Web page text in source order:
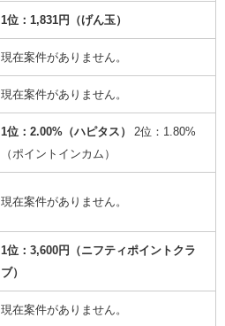
1位：1,831円（げん玉）
現在案件がありません。
現在案件がありません。
1位：2.00%（ハピタス）
2位：1.80%
（ポイントインカム）
現在案件がありません。
1位：3,600円（ニフティポイントクラ
ブ）
現在案件がありません。